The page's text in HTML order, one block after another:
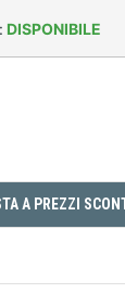
: DISPONIBILE
A PREZZI